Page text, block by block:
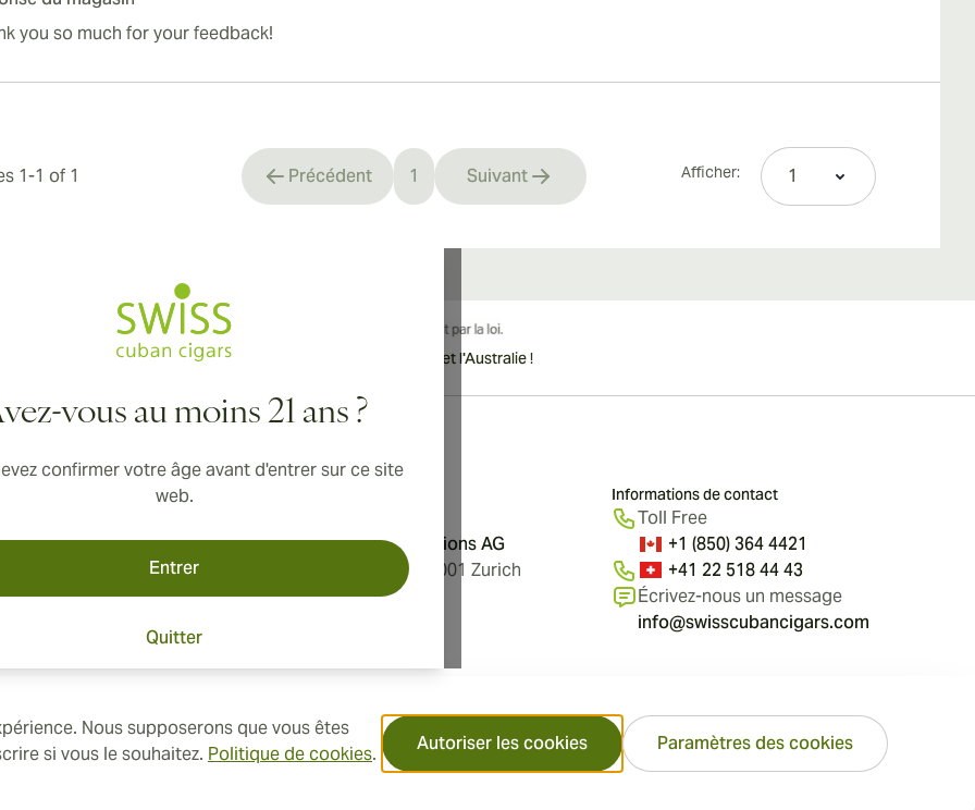
Nous supposerons que vous êtes
si vous le souhaitez. Politique de cookies. Autoriser les cookies Paramètres des cookies
you so much for your feedback!
1-1 of 1 Précédent You're currently reading page
1 Suivant Afficher:
vous au moins 21 ans ?
confirmer votre âge avant d'entrer sur ce site
web.
Entrer
Quitter
internationale disponible vers le Canada, le Royaume-Uni et l'Australie !
Aromatica Distributions AG
Löwenstrasse 20, 8001 Zurich
Switzerland
nous
cookies
Informations de contact
Toll Free
+1 (850) 364 4421
+41 22 518 44 43
Écrivez-nous un message
info@swisscubancigars.com